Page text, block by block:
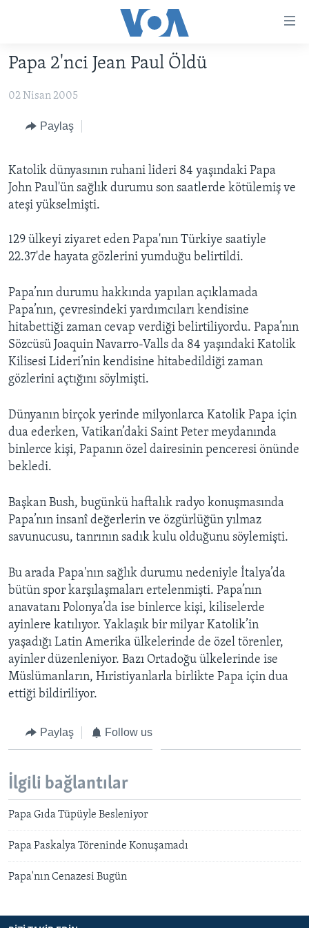
geç
navigasyona
HABERLER
TÜRKİYE
AMERİKA
AVRUPA
ULUSLARARASI
BİLİM VE TEKNOLOJİ
ÇEVRE
HAYATTAN
SANAT
PROGRAMLAR
AMERİKA'DA YAŞAM
UKRAYNA KRİZİ
YORUMLAR
AMERIKA'YA ÖZEL
MULTİMEDYA
FOTO GALERİ
LEARNING ENGLISH
BIZI TAKIP EDIN
Diller
Papa 2'nci Jean Paul Öldü
02 Nisan 2005
Paylaş
Katolik dünyasının ruhani lideri 84 yaşındaki Papa
John Paul'ün sağlık durumu son saatlerde kötülemiş ve
ateşi yükselmişti.
129 ülkeyi ziyaret eden Papa'nın Türkiye saatiyle
22.37'de hayata gözlerini yumduğu belirtildi.
Papa’nın durumu hakkında yapılan açıklamada
Papa’nın, çevresindeki yardımcıları kendisine
hitabettiği zaman cevap verdiği belirtiliyordu. Papa’nın
Sözcüsü Joaquin Navarro-Valls da 84 yaşındaki Katolik
Kilisesi Lideri’nin kendisine hitabedildiği zaman
gözlerini açtığını söylmişti.
Dünyanın birçok yerinde milyonlarca Katolik Papa için
dua ederken, Vatikan’daki Saint Peter meydanında
binlerce kişi, Papanın özel dairesinin penceresi önünde
bekledi.
Başkan Bush, bugünkü haftalık radyo konuşmasında
Papa’nın insanî değerlerin ve özgürlüğün yılmaz
savunucusu, tanrının sadık kulu olduğunu söylemişti.
Bu arada Papa'nın sağlık durumu nedeniyle İtalya’da
bütün spor karşılaşmaları ertelenmişti. Papa’nın
anavatanı Polonya’da ise binlerce kişi, kiliselerde
ayinlere katılıyor. Yaklaşık bir milyar Katolik’in
yaşadığı Latin Amerika ülkelerinde de özel törenler,
ayinler düzenleniyor. Bazı Ortadoğu ülkelerinde ise
Müslümanların, Hıristiyanlarla birlikte Papa için dua
ettiği bildiriliyor.
Paylaş Follow us
İlgili bağlantılar
Papa Gıda Tüpüyle Besleniyor
Papa Paskalya Töreninde Konuşamadı
Papa'nın Cenazesi Bugün